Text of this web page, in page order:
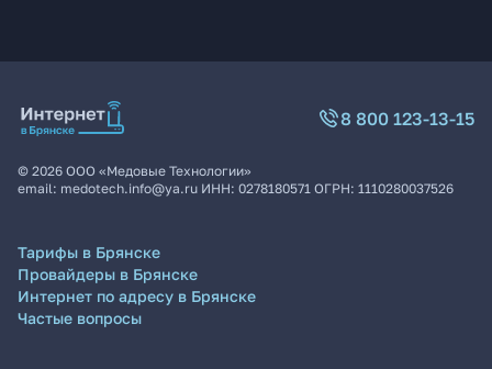
8 800 123-13-15
© 2026 ООО «Медовые Технологии»
email: medotech.info@ya.ru ИНН: 0278180571 ОГРН: 1110280037526
Тарифы в Брянске
Провайдеры в Брянске
Интернет по адресу в Брянске
Частые вопросы